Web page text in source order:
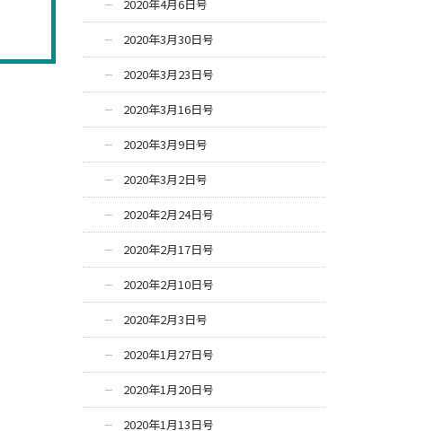
2020年4月6日号
2020年3月30日号
2020年3月23日号
2020年3月16日号
2020年3月9日号
2020年3月2日号
2020年2月24日号
2020年2月17日号
2020年2月10日号
2020年2月3日号
2020年1月27日号
2020年1月20日号
2020年1月13日号